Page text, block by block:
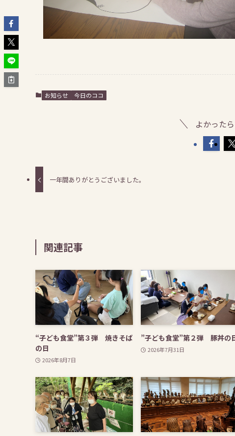
お知らせ 今日のココ
よかった
一年間ありがとうございました。
関連記事
“子ども食堂”第３弾 焼きそば
の日
2026年8月7日
”子ども食堂”第２弾 豚丼の
2026年7月31日